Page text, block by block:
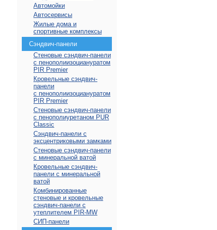
Автомойки
Автосервисы
Жилые дома и
спортивные комплексы
Сэндвич-панели
Стеновые сэндвич-панели
с пенополиизоциануратом
PIR Premier
Кровельные сэндвич-
панели
с пенополиизоциануратом
PIR Premier
Стеновые сэндвич-панели
с пенополиуретаном PUR
Classic
Сэндвич-панели с
эксцентриковыми замками
Стеновые сэндвич-панели
с минеральной ватой
Кровельные сэндвич-
панели с минеральной
ватой
Комбинированные
стеновые и кровельные
сэндвич-панели с
утеплителем PIR-MW
СИП-панели